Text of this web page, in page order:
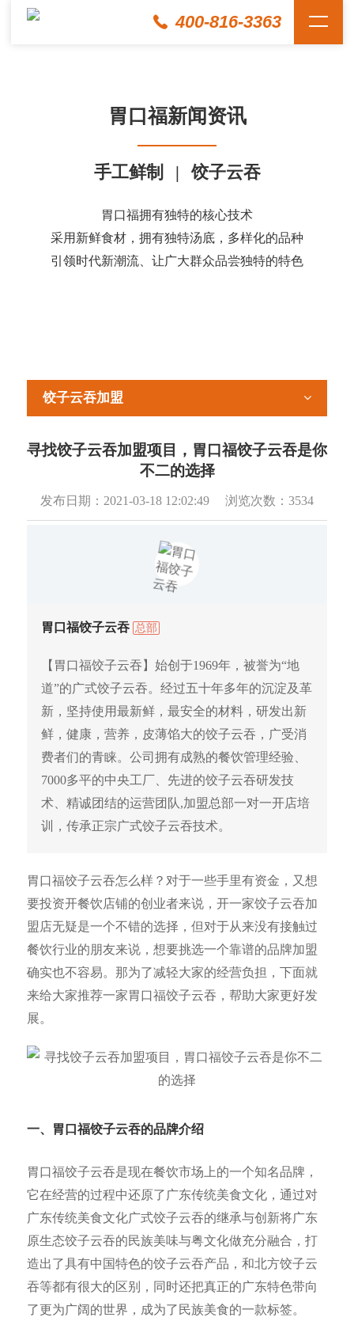
400-816-3363
胃口福新闻资讯
手工鲜制 | 饺子云吞
胃口福拥有独特的核心技术
采用新鲜食材，拥有独特汤底，多样化的品种
引领时代新潮流、让广大群众品尝独特的特色
饺子云吞加盟
寻找饺子云吞加盟项目，胃口福饺子云吞是你
不二的选择
发布日期： 2021-03-18 12:02:49 浏览次数： 3534
胃口福饺子云吞 总部
【胃口福饺子云吞】始创于1969年，被誉为“地
道”的广式饺子云吞。经过五十年多年的沉淀及革
新，坚持使用最新鲜，最安全的材料，研发出新
鲜，健康，营养，皮薄馅大的饺子云吞，广受消
费者们的青睐。公司拥有成熟的餐饮管理经验、
7000多平的中央工厂、先进的饺子云吞研发技
术、精诚团结的运营团队,加盟总部一对一开店培
训，传承正宗广式饺子云吞技术。
胃口福饺子云吞怎么样？对于一些手里有资金，又想
要投资开餐饮店铺的创业者来说，开一家饺子云吞加
盟店无疑是一个不错的选择，但对于从来没有接触过
餐饮行业的朋友来说，想要挑选一个靠谱的品牌加盟
确实也不容易。那为了减轻大家的经营负担，下面就
来给大家推荐一家胃口福饺子云吞，帮助大家更好发
展。
一、胃口福饺子云吞的品牌介绍
胃口福饺子云吞是现在餐饮市场上的一个知名品牌，
它在经营的过程中还原了广东传统美食文化，通过对
广东传统美食文化广式饺子云吞的继承与创新将广东
原生态饺子云吞的民族美味与粤文化做充分融合，打
造出了具有中国特色的饺子云吞产品，和北方饺子云
吞等都有很大的区别，同时还把真正的广东特色带向
了更为广阔的世界，成为了民族美食的一款标签。